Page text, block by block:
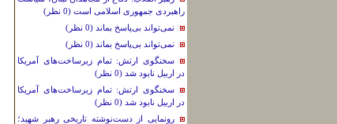
راهبردی جمهوری اسلامی است (0 نظر)
نمی‌تواند بی‌پاسخ بماند (0 نظر)
نمی‌تواند بی‌پاسخ بماند (0 نظر)
سخنگوی ارتش: تمام زیرساخت‌های آمریکا
در اربیل نابود شد (0 نظر)
سخنگوی ارتش: تمام زیرساخت‌های آمریکا
در اربیل نابود شد (0 نظر)
رونمایی از دست‌نوشته تاریخی رهبر شهید؛